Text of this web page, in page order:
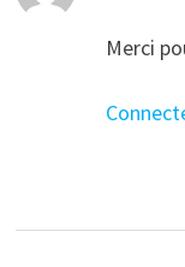
Merci